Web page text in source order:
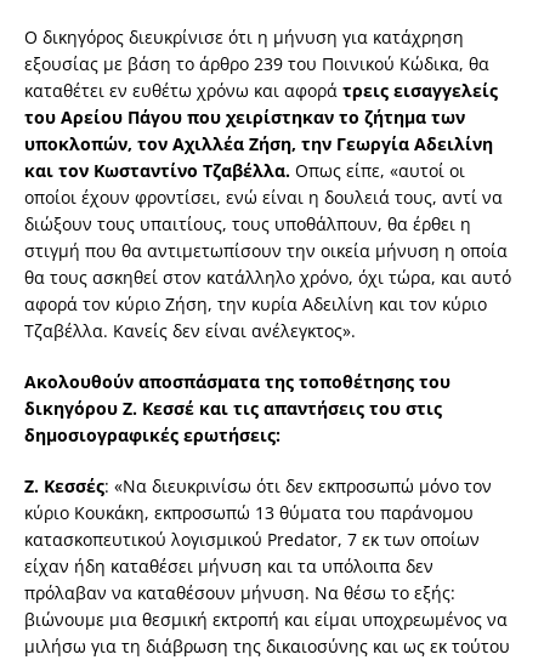
Ο δικηγόρος διευκρίνισε ότι η μήνυση για κατάχρηση
εξουσίας με βάση το άρθρο 239 του Ποινικού Κώδικα, θα
καταθέτει εν ευθέτω χρόνω και αφορά τρεις εισαγγελείς
του Αρείου Πάγου που χειρίστηκαν το ζήτημα των
υποκλοπών, τον Αχιλλέα Ζήση, την Γεωργία Αδειλίνη
και τον Κωσταντίνο Τζαβέλλα. Οπως είπε, «αυτοί οι
οποίοι έχουν φροντίσει, ενώ είναι η δουλειά τους, αντί να
διώξουν τους υπαιτίους, τους υποθάλπουν, θα έρθει η
στιγμή που θα αντιμετωπίσουν την οικεία μήνυση η οποία
θα τους ασκηθεί στον κατάλληλο χρόνο, όχι τώρα, και αυτό
αφορά τον κύριο Ζήση, την κυρία Αδειλίνη και τον κύριο
Τζαβέλλα. Κανείς δεν είναι ανέλεγκτος».
Ακολουθούν αποσπάσματα της τοποθέτησης του
δικηγόρου Ζ. Κεσσέ και τις απαντήσεις του στις
δημοσιογραφικές ερωτήσεις:
Ζ. Κεσσές: «Να διευκρινίσω ότι δεν εκπροσωπώ μόνο τον
κύριο Κουκάκη, εκπροσωπώ 13 θύματα του παράνομου
κατασκοπευτικού λογισμικού Predator, 7 εκ των οποίων
είχαν ήδη καταθέσει μήνυση και τα υπόλοιπα δεν
πρόλαβαν να καταθέσουν μήνυση. Να θέσω το εξής:
βιώνουμε μια θεσμική εκτροπή και είμαι υποχρεωμένος να
μιλήσω για τη διάβρωση της δικαιοσύνης και ως εκ τούτου